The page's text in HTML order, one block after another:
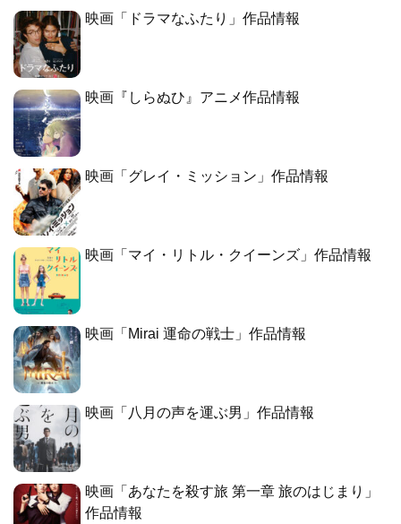
映画「ドラマなふたり」作品情報
映画『しらぬひ』アニメ作品情報
映画「グレイ・ミッション」作品情報
映画「マイ・リトル・クイーンズ」作品情報
映画「Mirai 運命の戦士」作品情報
映画「八月の声を運ぶ男」作品情報
映画「あなたを殺す旅 第一章 旅のはじまり」
作品情報